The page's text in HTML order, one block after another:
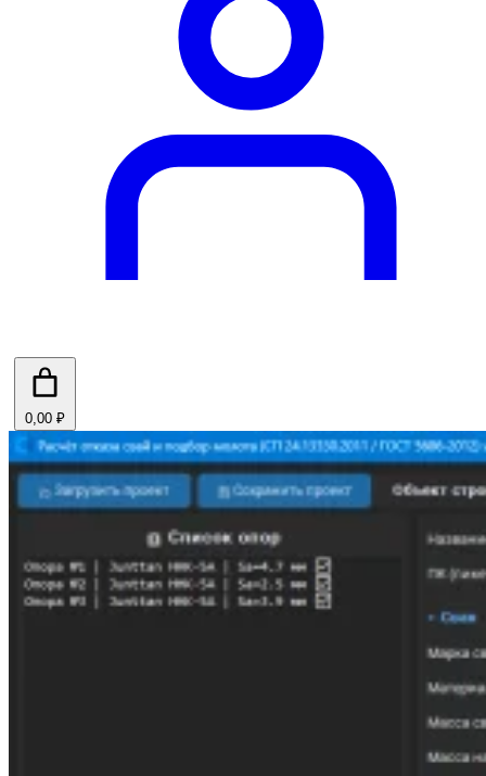
0,00 ₽